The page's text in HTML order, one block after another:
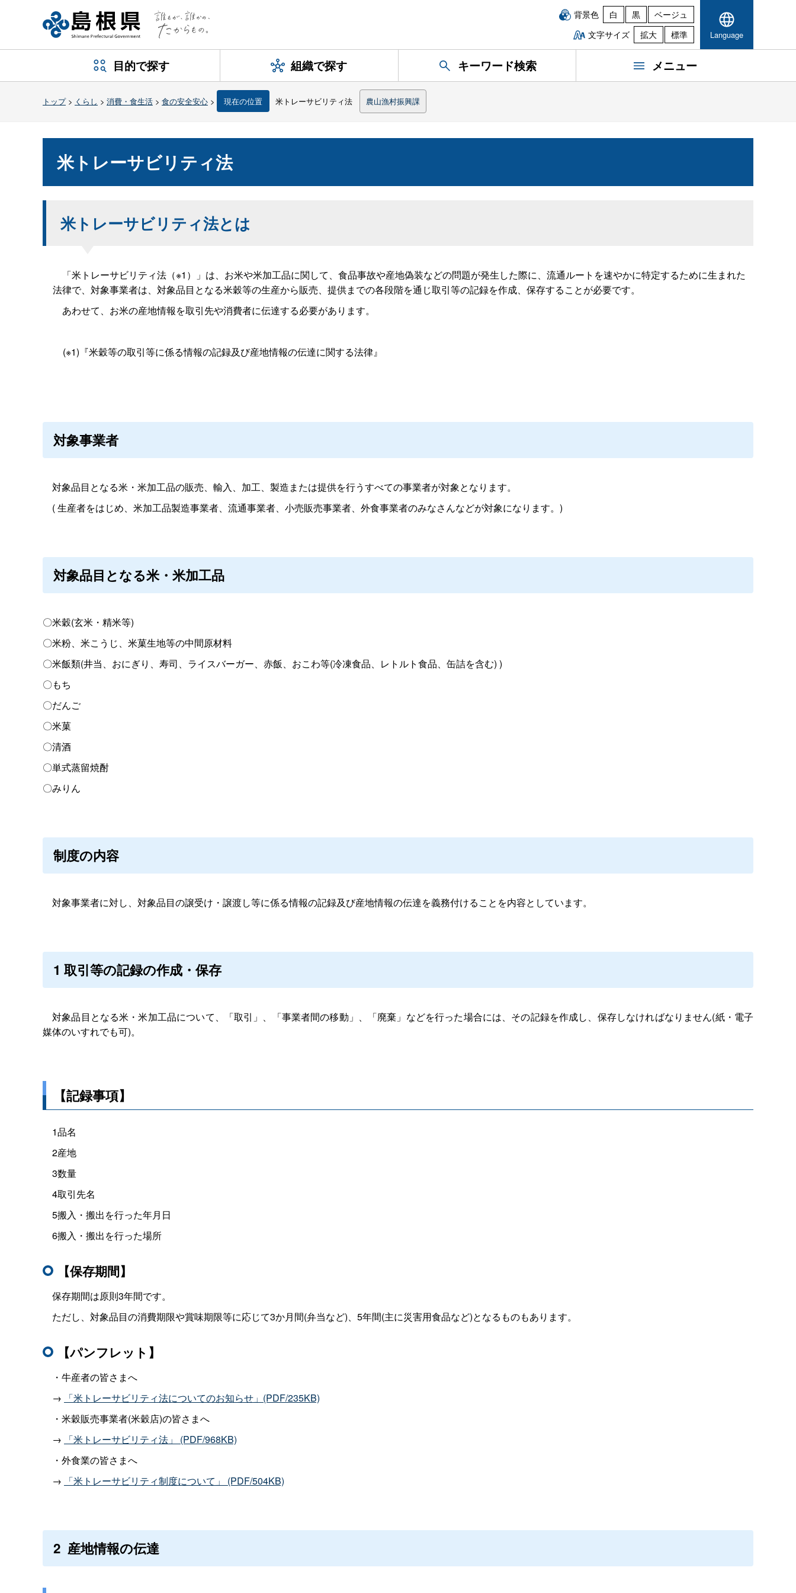
背景色 白 黒
ベージュ
文字サイズ
拡大 標準 Language
目的で探す 組織で探す キーワード検索 メニュー
トップ> くらし > 消費・食生活 > 食の安全安心 > 現在の位置 米トレーサビリティ法 農山漁村振興課
米トレーサビリティ法
米トレーサビリティ法とは
「米トレーサビリティ法（※1）」は、お米や米加工品に関して、食品事故や産地偽装などの問題が発生した際に、流通ルートを速やかに特定するために生まれた
法律で、対象事業者は、対象品目となる米穀等の生産から販売、提供までの各段階を通じ取引等の記録を作成、保存することが必要です。
あわせて、お米の産地情報を取引先や消費者に伝達する必要があります。
(※1)『米穀等の取引等に係る情報の記録及び産地情報の伝達に関する法律』
対象事業者
対象品目となる米・米加工品の販売、輸入、加工、製造または提供を行うすべての事業者が対象となります。
(生産者をはじめ、米加工品製造事業者、流通事業者、小売販売事業者、外食事業者のみなさんなどが対象になります。 )
対象品目となる米・米加工品
〇米穀(玄米・精米等)
〇米粉、米こうじ、米菓生地等の中間原材料
〇米飯類(井当、おにぎり、寿司、ライスバーガー、赤飯、おこわ等(冷凍食品、レトルト食品、缶詰を含む) )
〇もち
〇だんご
〇米菓
〇清酒
〇単式蒸留焼酎
〇みりん
制度の内容
対象事業者に対し、対象品目の譲受け・譲渡し等に係る情報の記録及び産地情報の伝達を義務付けることを内容としています。
1 取引等の記録の作成・保存
対象品目となる米・米加工品について、「取引」、「事業者間の移動」、「廃棄」などを行った場合には、その記録を作成し、保存しなければなりません(紙・電子
媒体のいすれでも可)。
【記録事項】
1品名
2産地
3数量
4取引先名
5搬入・搬出を行った年月日
6搬入・搬出を行った場所
【保存期間】
保存期間は原則3年間です。
ただし、対象品目の消費期限や賞味期限等に応じて3か月間(弁当など)、 5年間(主に災害用食品など)となるものもあります。
【パンフレット】
・牛産者の皆さまへ
→
「米トレーサビリティ法についてのお知らせ」 (PDF/235KB)
・米穀販売事業者(米穀店)の皆さまへ
→
「米トレーサビリティ法」
(PDF/968KB)
・外食業の皆さまへ
→
「米トレーサビリティ制度について」 (PDF/504KB)
2 産地情報の伝達